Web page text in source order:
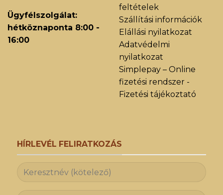
Ügyfélszolgálat:
hétköznaponta 8:00 -
16:00
feltételek
Szállítási információk
Elállási nyilatkozat
Adatvédelmi
nyilatkozat
Simplepay – Online
fizetési rendszer -
Fizetési tájékoztató
HÍRLEVÉL FELIRATKOZÁS